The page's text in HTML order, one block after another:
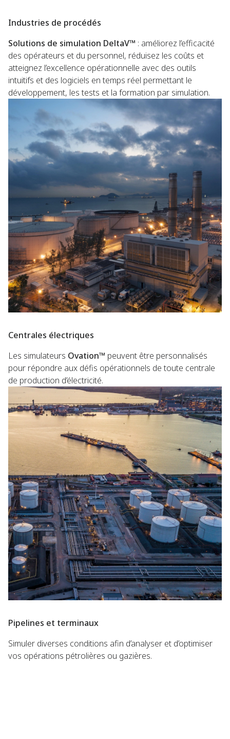
Industries de procédés
Solutions de simulation DeltaV™ : améliorez l’efficacité
des opérateurs et du personnel, réduisez les coûts et
atteignez l’excellence opérationnelle avec des outils
intuitifs et des logiciels en temps réel permettant le
développement, les tests et la formation par simulation.
Centrales électriques
Les simulateurs Ovation™ peuvent être personnalisés
pour répondre aux défis opérationnels de toute centrale
de production d’électricité.
Pipelines et terminaux
Simuler diverses conditions afin d’analyser et d’optimiser
vos opérations pétrolières ou gazières.